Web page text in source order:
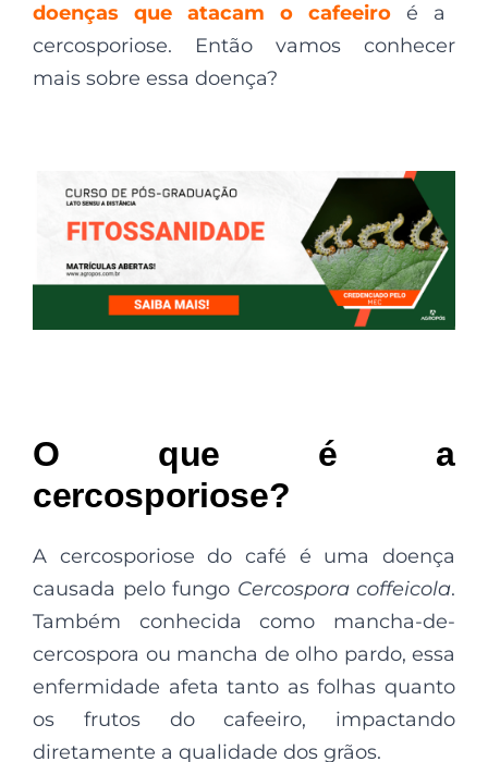
doenças que atacam o cafeeiro é a
cercosporiose. Então vamos conhecer
mais sobre essa doença?
O que é a
cercosporiose?
A cercosporiose do café é uma doença
causada pelo fungo Cercospora coffeicola.
Também conhecida como mancha-de-
cercospora ou mancha de olho pardo, essa
enfermidade afeta tanto as folhas quanto
os frutos do cafeeiro, impactando
diretamente a qualidade dos grãos.